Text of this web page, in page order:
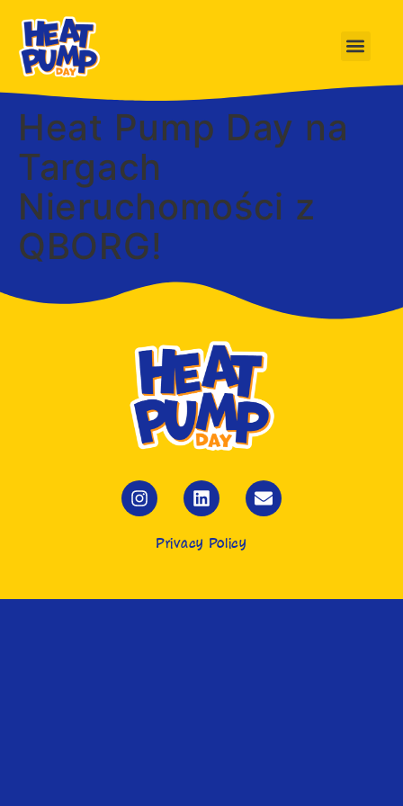
Heat Pump Day na
Targach
Nieruchomości z
QBORG!
Privacy Policy